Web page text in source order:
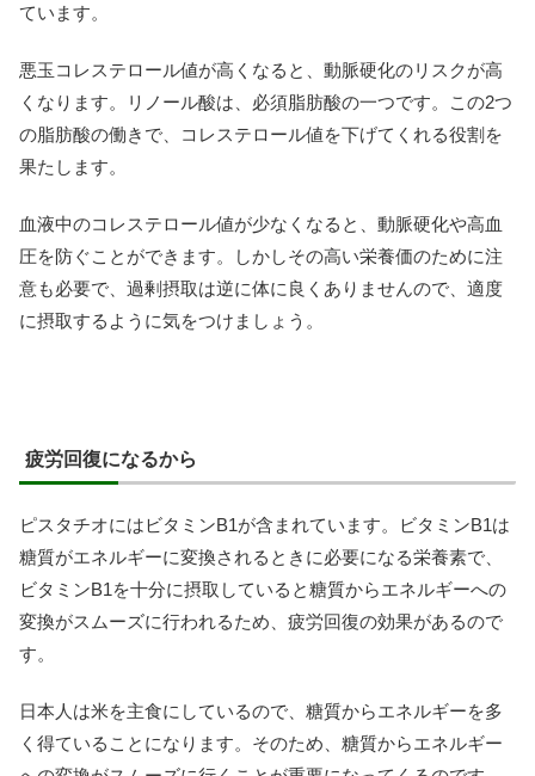
ています。
悪玉コレステロール値が高くなると、動脈硬化のリスクが高
くなります。リノール酸は、必須脂肪酸の一つです。この2つ
の脂肪酸の働きで、コレステロール値を下げてくれる役割を
果たします。
血液中のコレステロール値が少なくなると、動脈硬化や高血
圧を防ぐことができます。しかしその高い栄養価のために注
意も必要で、過剰摂取は逆に体に良くありませんので、適度
に摂取するように気をつけましょう。
疲労回復になるから
ピスタチオにはビタミンB1が含まれています。ビタミンB1は
糖質がエネルギーに変換されるときに必要になる栄養素で、
ビタミンB1を十分に摂取していると糖質からエネルギーへの
変換がスムーズに行われるため、疲労回復の効果があるので
す。
日本人は米を主食にしているので、糖質からエネルギーを多
く得ていることになります。そのため、糖質からエネルギー